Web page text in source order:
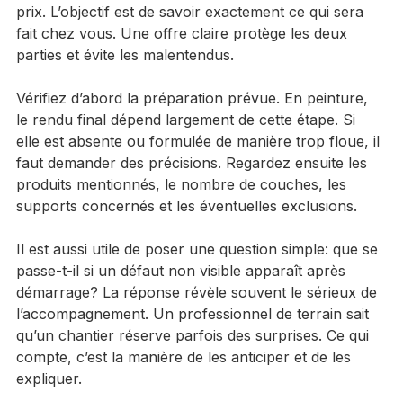
Avant de signer, mieux vaut relire le devis comme un
document de chantier, pas seulement comme un
fait chez vous. Une offre claire protège les deux
parties et évite les malentendus.
Vérifiez d’abord la préparation prévue. En peinture,
le rendu final dépend largement de cette étape. Si
elle est absente ou formulée de manière trop floue, il
produits mentionnés, le nombre de couches, les
supports concernés et les éventuelles exclusions.
Il est aussi utile de poser une question simple: que se
passe-t-il si un défaut non visible apparaît après
démarrage? La réponse révèle souvent le sérieux de
l’accompagnement. Un professionnel de terrain sait